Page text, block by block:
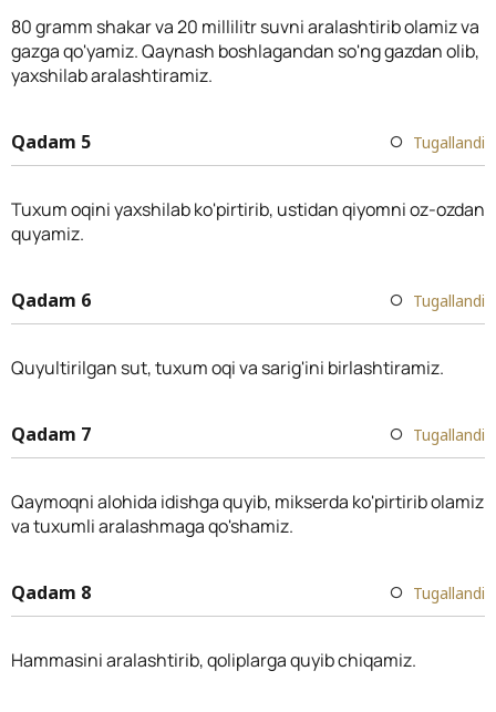
80 gramm shakar va 20 millilitr suvni aralashtirib olamiz va
gazga qo'yamiz. Qaynash boshlagandan so'ng gazdan olib,
yaxshilab aralashtiramiz.
Qadam 5 Tugallandi
Tuxum oqini yaxshilab ko'pirtirib, ustidan qiyomni oz-ozdan
quyamiz.
Qadam 6 Tugallandi
Quyultirilgan sut, tuxum oqi va sarig'ini birlashtiramiz.
Qadam 7 Tugallandi
Qaymoqni alohida idishga quyib, mikserda ko'pirtirib olamiz
va tuxumli aralashmaga qo'shamiz.
Qadam 8 Tugallandi
Hammasini aralashtirib, qoliplarga quyib chiqamiz.